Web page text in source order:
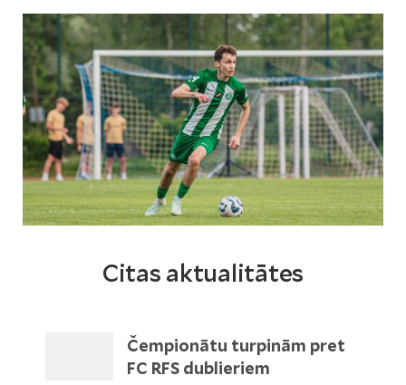
Citas aktualitātes
Čempionātu turpinām pret
FC RFS dublieriem